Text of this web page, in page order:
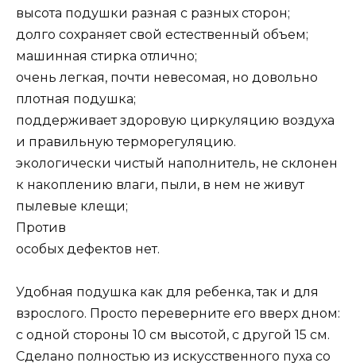
высота подушки разная с разных сторон;
долго сохраняет свой естественный объем;
машинная стирка отлично;
очень легкая, почти невесомая, но довольно
плотная подушка;
поддерживает здоровую циркуляцию воздуха
и правильную терморегуляцию.
экологически чистый наполнитель, не склонен
к накоплению влаги, пыли, в нем не живут
пылевые клещи;
Против
особых дефектов нет.
Удобная подушка как для ребенка, так и для
взрослого. Просто переверните его вверх дном:
с одной стороны 10 см высотой, с другой 15 см.
Сделано полностью из искусственного пуха со